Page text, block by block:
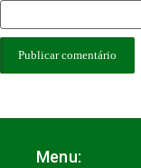
Menu: